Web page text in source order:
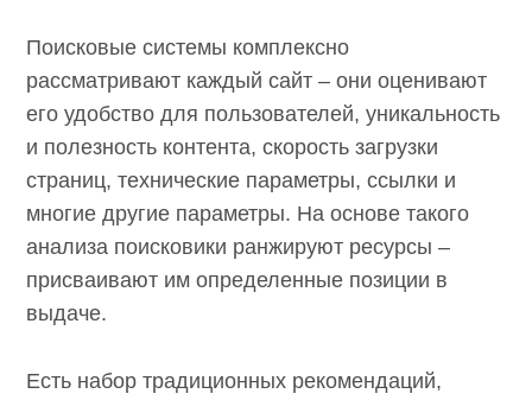
Поисковые системы комплексно
рассматривают каждый сайт – они оценивают
его удобство для пользователей, уникальность
и полезность контента, скорость загрузки
страниц, технические параметры, ссылки и
многие другие параметры. На основе такого
анализа поисковики ранжируют ресурсы –
присваивают им определенные позиции в
выдаче.
Есть набор традиционных рекомендаций,